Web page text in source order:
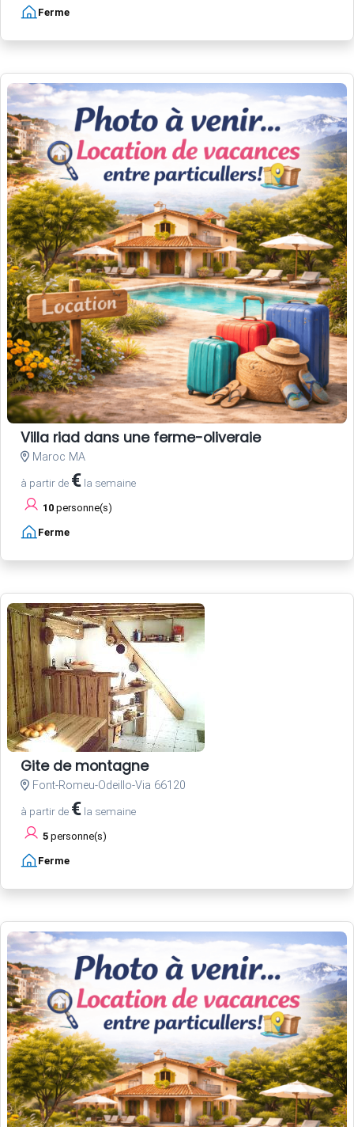
Ferme
Villa riad dans une ferme-oliveraie
Maroc MA
à partir de € la semaine
10 personne(s)
Ferme
Gite de montagne
Font-Romeu-Odeillo-Via 66120
à partir de € la semaine
5 personne(s)
Ferme